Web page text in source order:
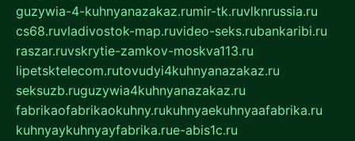
guzywia-4-kuhnyanazakaz.rumir-tk.ruvlknrussia.ru
cs68.ruvladivostok-map.ruvideo-seks.rubankaribi.ru
raszar.ruvskrytie-zamkov-moskva113.ru
lipetsktelecom.rutovudyi4kuhnyanazakaz.ru
seksuzb.ruguzywia4kuhnyanazakaz.ru
fabrikaofabrikaokuhny.rukuhnyaekuhnyaafabrika.ru
kuhnyaykuhnyayfabrika.rue-abis1c.ru